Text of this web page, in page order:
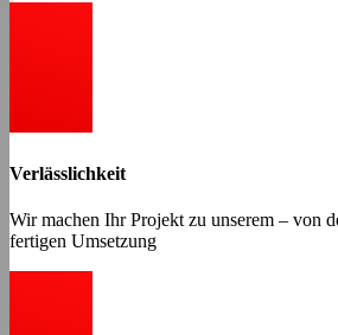
Verlässlichkeit
Wir machen Ihr Projekt zu unserem – von
fertigen Umsetzung